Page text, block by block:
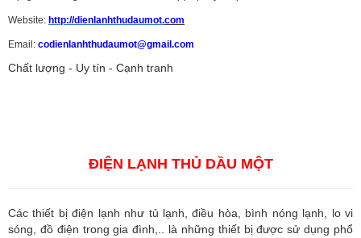
Website: http://dienlanhthudaumot.com
Email: codienlanhthudaumot@gmail.com
Chất lượng - Uy tín - Cạnh tranh
ĐIỆN LẠNH THỦ DẦU MỘT
Các thiết bị điện lạnh như tủ lạnh, điều hòa, bình nóng lạnh, lo vi
sóng, đồ điện trong gia đình,.. là những thiết bị được sử dụng phổ